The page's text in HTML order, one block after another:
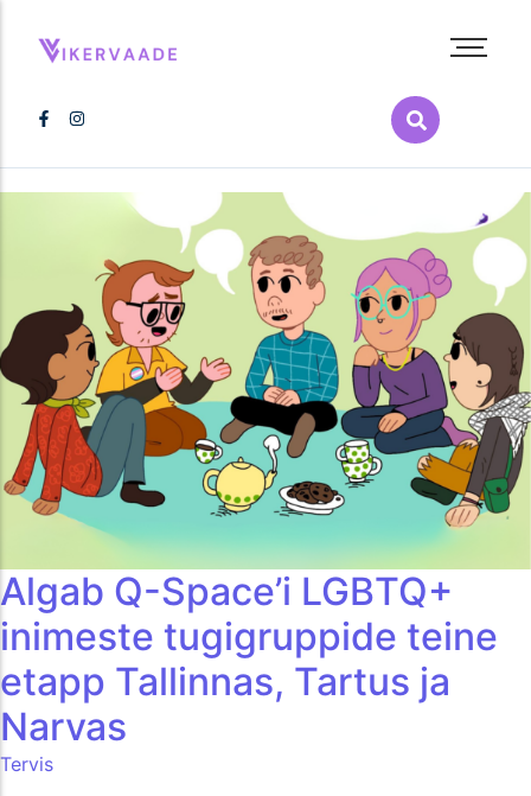
Abieluvõrdsus
Kultuur
LGBT+ raamat
Poliitika
Tervis
Vikerkaarepere
Algab Q-Space’i LGBTQ+
inimeste tugigruppide teine
etapp Tallinnas, Tartus ja
Narvas
Tervis